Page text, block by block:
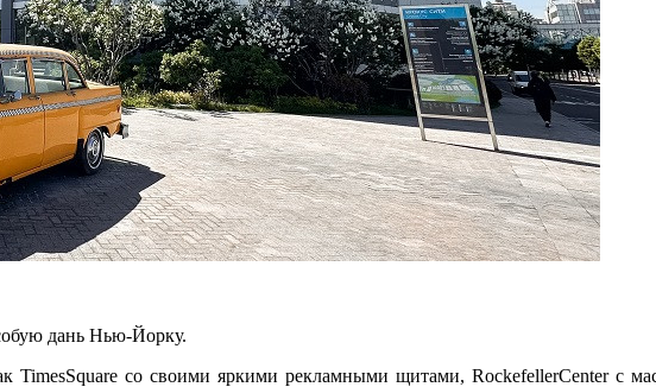
дань Нью-Йорку.
TimesSquare со своими яркими рекламными щитами, RockefellerCenter с